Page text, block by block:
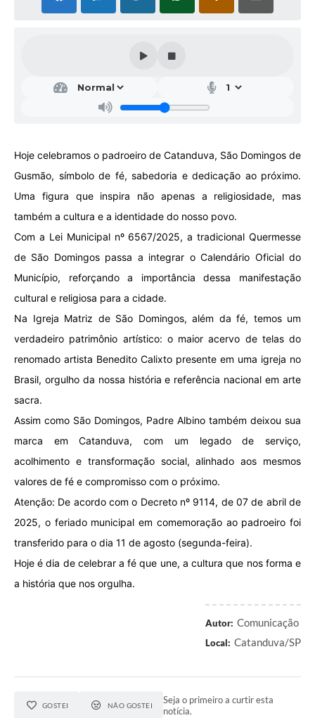
A Prefeitura
Jornal
Agenda
Diário Oficial
Contato
Hoje celebramos o padroeiro de Catanduva, São Domingos de
Gusmão, símbolo de fé, sabedoria e dedicação ao próximo.
Uma figura que inspira não apenas a religiosidade, mas
também a cultura e a identidade do nosso povo.
Com a Lei Municipal nº 6567/2025, a tradicional Quermesse
de São Domingos passa a integrar o Calendário Oficial do
Município, reforçando a importância dessa manifestação
cultural e religiosa para a cidade.
Na Igreja Matriz de São Domingos, além da fé, temos um
verdadeiro patrimônio artístico: o maior acervo de telas do
renomado artista Benedito Calixto presente em uma igreja no
Brasil, orgulho da nossa história e referência nacional em arte
sacra.
Assim como São Domingos, Padre Albino também deixou sua
marca em Catanduva, com um legado de serviço,
acolhimento e transformação social, alinhado aos mesmos
valores de fé e compromisso com o próximo.
Atenção: De acordo com o Decreto nº 9114, de 07 de abril de
2025, o feriado municipal em comemoração ao padroeiro foi
transferido para o dia 11 de agosto (segunda-feira).
Hoje é dia de celebrar a fé que une, a cultura que nos forma e
a história que nos orgulha.
Autor: Comunicação
Local: Catanduva/SP
GOSTEI NÃO GOSTEI
Seja o primeiro a curtir esta
notícia.